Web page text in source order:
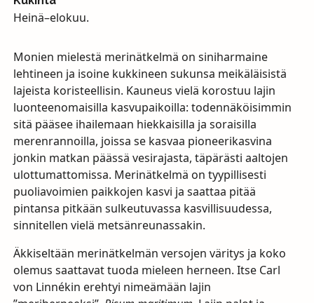
Heinä–elokuu.
Monien mielestä merinätkelmä on siniharmaine
lehtineen ja isoine kukkineen sukunsa meikäläisistä
lajeista koristeellisin. Kauneus vielä korostuu lajin
luonteenomaisilla kasvupaikoilla: todennäköisimmin
sitä pääsee ihailemaan hiekkaisilla ja soraisilla
merenrannoilla, joissa se kasvaa pioneerikasvina
jonkin matkan päässä vesirajasta, täpärästi aaltojen
ulottumattomissa. Merinätkelmä on tyypillisesti
puoliavoimien paikkojen kasvi ja saattaa pitää
pintansa pitkään sulkeutuvassa kasvillisuudessa,
sinnitellen vielä metsänreunassakin.
Äkkiseltään merinätkelmän versojen väritys ja koko
olemus saattavat tuoda mieleen herneen. Itse Carl
von Linnékin erehtyi nimeämään lajin